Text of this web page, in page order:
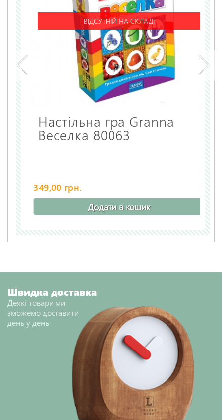
ВІДСУТНІЙ НА СКЛАДІ
Настільна гра Granna
Веселка 80063
349,00 грн.
Додати в кошик
Швидка доставка
Деякі товари ми
зможемо доставити
день у день